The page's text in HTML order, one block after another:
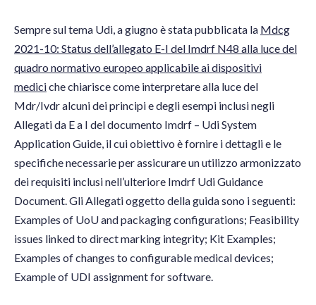
Sempre sul tema Udi, a giugno è stata pubblicata la Mdcg
2021-10: Status dell’allegato E-I del Imdrf N48 alla luce del
quadro normativo europeo applicabile ai dispositivi
mediciche chiarisce come interpretare alla luce del
Mdr/Ivdr alcuni dei principi e degli esempi inclusi negli
Allegati da E a I del documento Imdrf – Udi System
Application Guide, il cui obiettivo è fornire i dettagli e le
specifiche necessarie per assicurare un utilizzo armonizzato
dei requisiti inclusi nell’ulteriore Imdrf Udi Guidance
Document. Gli Allegati oggetto della guida sono i seguenti:
Examples of UoU and packaging configurations; Feasibility
issues linked to direct marking integrity; Kit Examples;
Examples of changes to configurable medical devices;
Example of UDI assignment for software.